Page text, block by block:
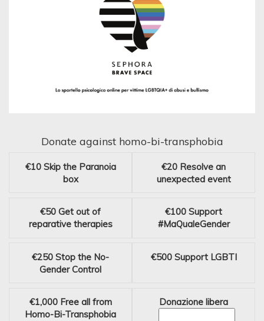
Donate against homo-bi-transphobia
€10 Skip the Paranoia
box
€20 Resolve an
unexpected event
€50 Get out of
reparative therapies
€100 Support
#MaQualeGender
€250 Stop the No-
Gender Control
€500 Support LGBTI
€1,000 Free all from
Homo-Bi-Transphobia
Donazione libera